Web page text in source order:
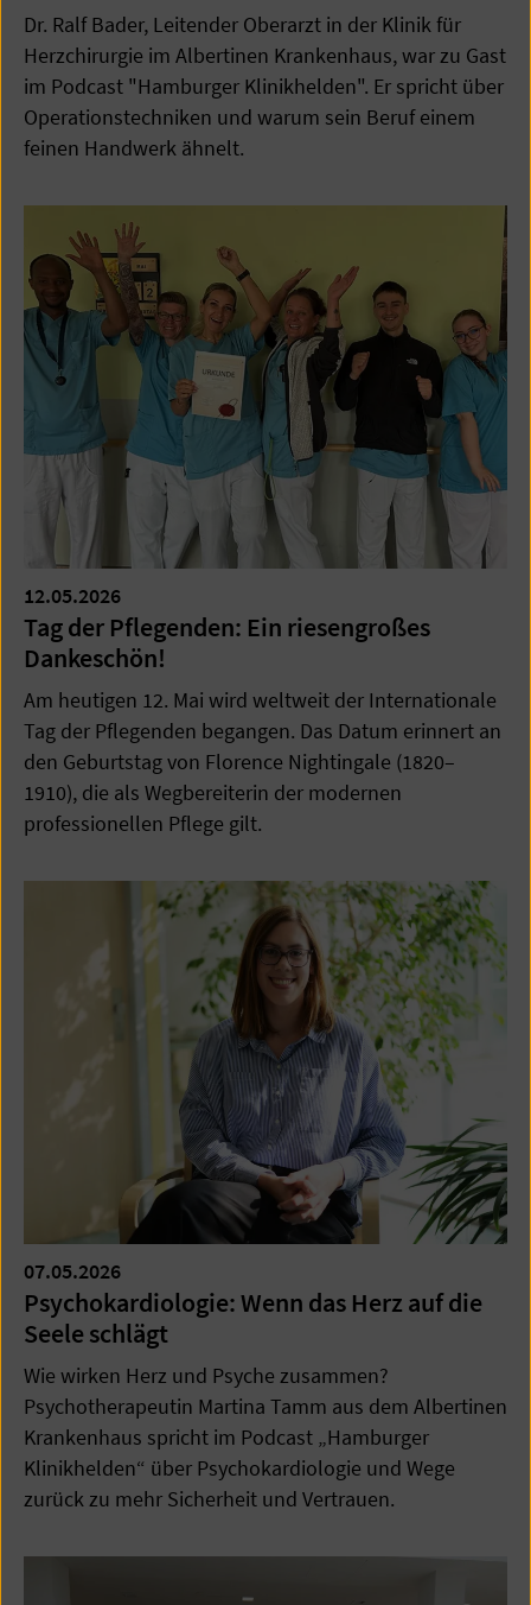
Dr. Ralf Bader, Leitender Oberarzt in der Klinik für
Herzchirurgie im Albertinen Krankenhaus, war zu Gast
im Podcast "Hamburger Klinikhelden". Er spricht über
Operationstechniken und warum sein Beruf einem
feinen Handwerk ähnelt.
12.05.2026
Tag der Pflegenden: Ein riesengroßes
Dankeschön!
Am heutigen 12. Mai wird weltweit der Internationale
Tag der Pflegenden begangen. Das Datum erinnert an
den Geburtstag von Florence Nightingale (1820–
1910), die als Wegbereiterin der modernen
professionellen Pflege gilt.
07.05.2026
Psychokardiologie: Wenn das Herz auf die
Seele schlägt
Wie wirken Herz und Psyche zusammen?
Psychotherapeutin Martina Tamm aus dem Albertinen
Krankenhaus spricht im Podcast „Hamburger
Klinikhelden“ über Psychokardiologie und Wege
zurück zu mehr Sicherheit und Vertrauen.